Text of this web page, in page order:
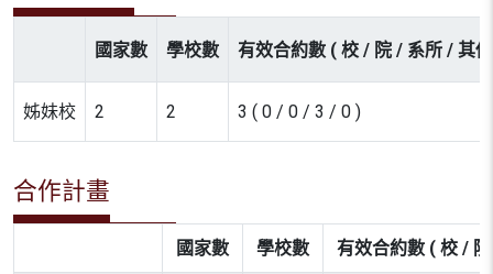
國家數 學校數 有效合約數 ( 校 / 院 / 系所 / 其
姊妹校 2 2 3 ( 0 / 0 / 3 / 0 )
合作計畫
國家數 學校數 有效合約數 ( 校 /